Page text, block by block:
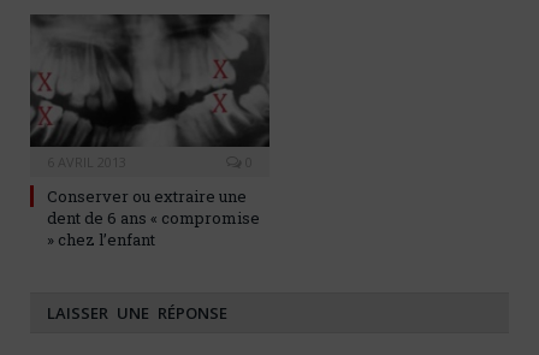
Conserver ou extraire une
dent de 6 ans « compromise
» chez l’enfant
LAISSER UNE RÉPONSE